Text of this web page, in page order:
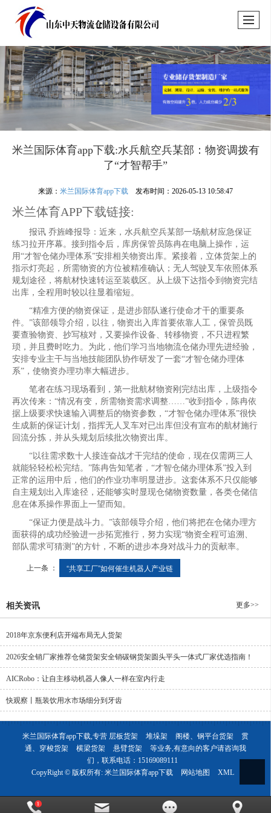
米兰国际体育app下载:水兵航空兵某部：物资调拨有
了“才智帮手”
来源：米兰国际体育app下载 发布时间：2026-05-13 10:58:47
米兰体育APP下载链接:
报讯 乔旌峰报导：近来，水兵航空兵某部一场航材应急保证
练习拉开序幕。接到指令后，库房保管员陈冉在电脑上操作，运
用“才智仓储办理体系”安排相关物资出库。紧接着，立体货架上的
指示灯亮起，所需物资的方位被精准确认；无人驾驶叉车依照体系
规划途径，将航材快速转运至装载区。从上级下达指令到物资完结
出库，全程用时较以往显着缩短。
“精准方便的物资保证，是进步部队遂行使命才干的重要条
件。”该部领导介绍，以往，物资出入库首要依靠人工，保管员既
要查验物资、抄写核对，又要操作设备、转移物资，不只进程繁
琐，并且费时吃力。为此，他们学习当地物流仓储办理先进经验，
安排专业主干与当地技能团队协作研发了一套“才智仓储办理体
系”，使物资办理功率大幅进步。
笔者在练习现场看到，第一批航材物资刚完结出库，上级指令
再次传来：“情况有变，所需物资需求调整……”收到指令，陈冉依
据上级要求快速输入调整后的物资参数，“才智仓储办理体系”很快
生成新的保证计划，指挥无人叉车对已出库但没有宣布的航材施行
回流分拣，并从头规划后续批次物资出库。
“以往需求数十人接连奋战才干完结的使命，现在仅需两三人
就能轻轻松松完结。”陈冉告知笔者，“才智仓储办理体系”投入到
正常的运用中后，他们的作业功率明显进步。这套体系不只仅能够
自主规划出入库途径，还能够实时显现仓储物资数量，各类仓储信
息在体系操作界面上一望而知。
“保证力便是战斗力。”该部领导介绍，他们将把在仓储办理方
面获得的成功经验进一步拓宽推行，努力实现“物资全程可追溯、
部队需求可猜测”的方针，不断的进步本身对战斗力的贡献率。
上一条 ： “共享工厂”如何催生机器人产业链
相关资讯 更多>>
2018年京东便利店开端布局无人货架
2026安全销厂家推荐仓储货架安全销碳钢货架圆头平头一体式厂家优选指南！
AICRobo：让自主移动机器人像人一样在室内行走
快观察丨瓶装饮用水市场细分到牙齿
米兰国际体育app下载,专营 层板货架 堆垛架 阁楼、钢平台货架
贯
通、穿梭货架
横梁货架 悬臂货架
等业务,有意向的客户请咨询我
们，联系电话： 15169089111
CopyRight © 版权所有: 米兰国际体育app下载 网站地图 XML